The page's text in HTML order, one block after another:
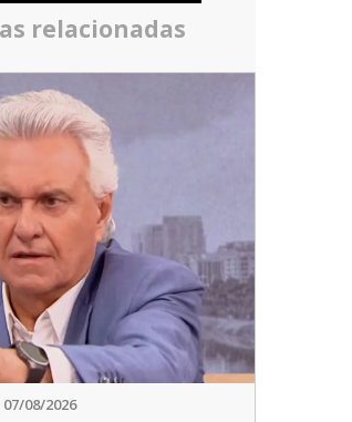
relacionadas
07/08/2026